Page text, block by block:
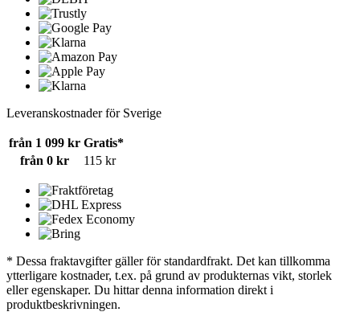
Leveranskostnader för Sverige
från 1 099 kr Gratis*
från 0 kr
115 kr
* Dessa fraktavgifter gäller för standardfrakt. Det kan tillkomma
ytterligare kostnader, t.ex. på grund av produkternas vikt, storlek
eller egenskaper. Du hittar denna information direkt i
produktbeskrivningen.